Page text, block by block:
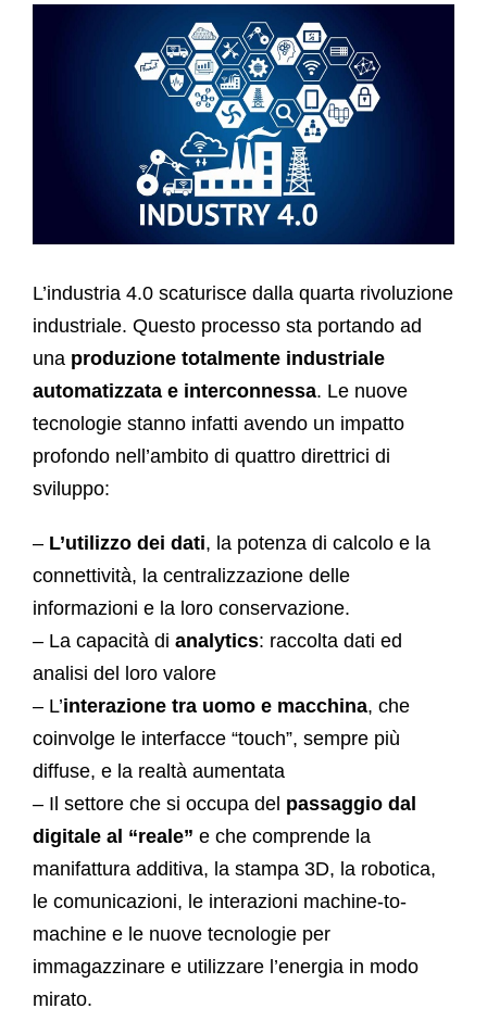
L’industria 4.0 scaturisce dalla quarta rivoluzione
industriale. Questo processo sta portando ad
una produzione totalmente industriale
automatizzata e interconnessa. Le nuove
tecnologie stanno infatti avendo un impatto
profondo nell’ambito di quattro direttrici di
sviluppo:
– L’utilizzo dei dati, la potenza di calcolo e la
connettività, la centralizzazione delle
informazioni e la loro conservazione.
– La capacità di analytics: raccolta dati ed
analisi del loro valore
– L’interazione tra uomo e macchina, che
coinvolge le interfacce “touch”, sempre più
diffuse, e la realtà aumentata
– Il settore che si occupa del passaggio dal
digitale al “reale” e che comprende la
manifattura additiva, la stampa 3D, la robotica,
le comunicazioni, le interazioni machine-to-
machine e le nuove tecnologie per
immagazzinare e utilizzare l’energia in modo
mirato.